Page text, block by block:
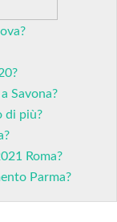
Savona?
di più?
Roma?
Parma?